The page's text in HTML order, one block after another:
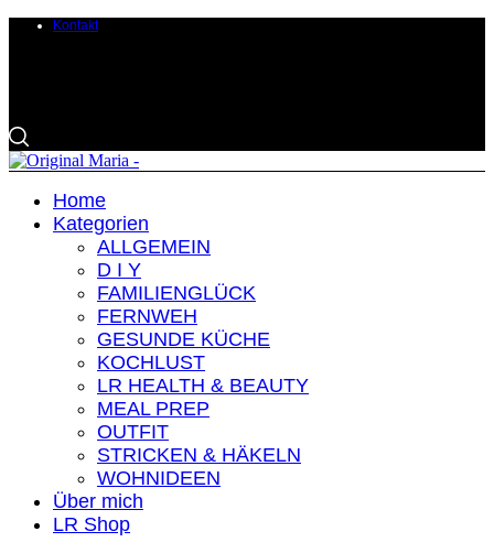
Kontakt
Home
Kategorien
ALLGEMEIN
D I Y
FAMILIENGLÜCK
FERNWEH
GESUNDE KÜCHE
KOCHLUST
LR HEALTH & BEAUTY
MEAL PREP
OUTFIT
STRICKEN & HÄKELN
WOHNIDEEN
Über mich
LR Shop